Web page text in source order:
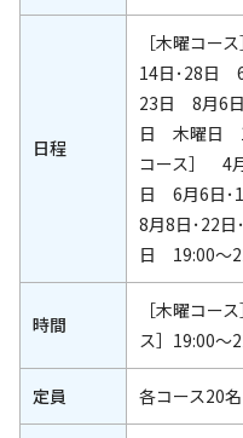
日程
［木曜コ
14日･28日
23日 8月6
日 木曜日
コース］ 4
日 6月6日･
8月8日･22
日 19:00～
時間
［木曜コ
ス］19:00～
定員 各コース20名